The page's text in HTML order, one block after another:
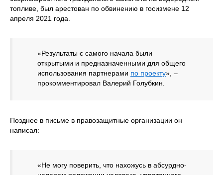
топливе, был арестован по обвинению в госизмене 12
апреля 2021 года.
«Результаты с самого начала были
открытыми и предназначенными для общего
использования партнерами по проекту», –
прокомментировал Валерий Голубкин.
Позднее в письме в правозащитные организации он
написал:
«Не могу поверить, что нахожусь в абсурдно-